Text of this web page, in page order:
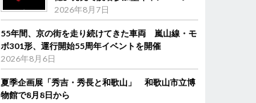
2026年8月7日
55年間、京の街を走り続けてきた車両 嵐山線・モ
ボ301形、運行開始55周年イベントを開催
2026年8月6日
夏季企画展「秀吉・秀長と和歌山」 和歌山市立博
物館で8月8日から